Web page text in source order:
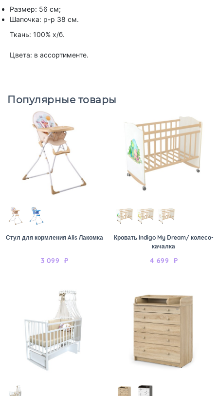
Размер: 56 см;
Шапочка: р-р 38 см.
Ткань: 100% х/б.
Цвета: в ассортименте.
Популярные товары
Стул для кормления Alis Лакомка
3 099 ₽
Кровать Indigo My Dream/ колесо-
качалка
4 699 ₽